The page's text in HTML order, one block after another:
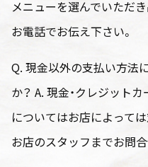
メニューを選んでいただ
お電話でお伝え下さい。
Q. 現金以外の支払い方法
か？ A. 現金・クレジット
についてはお店によって
お店のスタッフまでお問合